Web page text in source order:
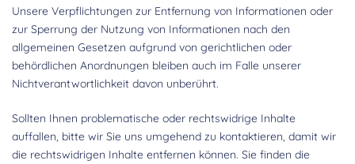
Unsere Verpflichtungen zur Entfernung von Informationen oder
zur Sperrung der Nutzung von Informationen nach den
allgemeinen Gesetzen aufgrund von gerichtlichen oder
behördlichen Anordnungen bleiben auch im Falle unserer
Nichtverantwortlichkeit davon unberührt.
Sollten Ihnen problematische oder rechtswidrige Inhalte
auffallen, bitte wir Sie uns umgehend zu kontaktieren, damit wir
die rechtswidrigen Inhalte entfernen können. Sie finden die